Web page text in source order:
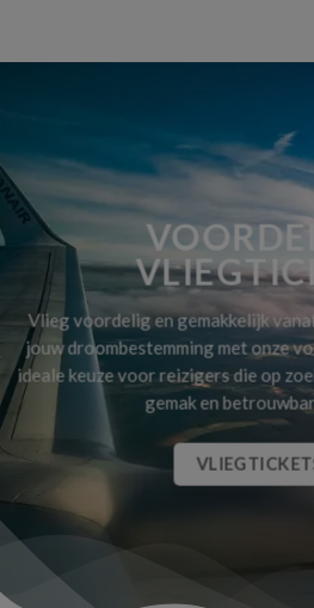
Vlieg voordelig en gemakkelijk
jouw droombestemming met onze
ideale keuze voor reizigers die op
gemak en